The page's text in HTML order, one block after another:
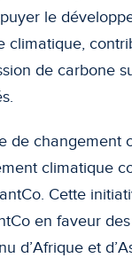
le
climatique,
de carbone
de changement
climatique
Cette
en faveur
d’Afrique et